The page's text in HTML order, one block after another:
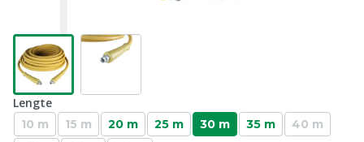
Lengte
10 m 15 m 20 m 25 m 30 m 35 m
40 m